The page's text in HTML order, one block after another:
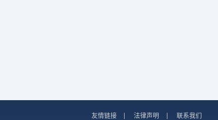
友情链接 | 法律声明 |
联系我们